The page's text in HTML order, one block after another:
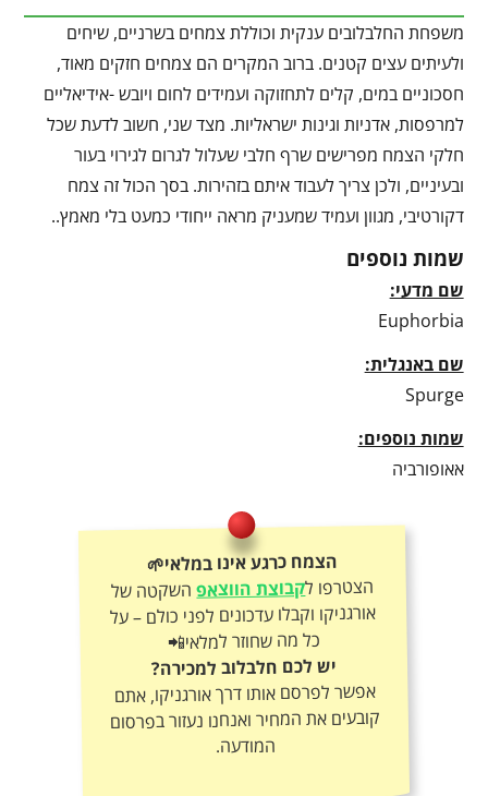
משפחת החלבלובים ענקית וכוללת צמחים בשרניים, שיחים
ולעיתים עצים קטנים. ברוב המקרים הם צמחים חזקים מאוד,
חסכוניים במים, קלים לתחזוקה ועמידים לחום ויובש -אידיאליים
למרפסות, אדניות וגינות ישראליות. מצד שני, חשוב לדעת שכל
חלקי הצמח מפרישים שרף חלבי שעלול לגרום לגירוי בעור
ובעיניים, ולכן צריך לעבוד איתם בזהירות. בסך הכול זה צמח
דקורטיבי, מגוון ועמיד שמעניק מראה ייחודי כמעט בלי מאמץ..
שמות נוספים
שם מדעי:
Euphorbia
שם באנגלית:
Spurge
שמות נוספים:
אאופורביה
הצמח כרגע אינו במלאי🌱
הצטרפו לקבוצת הווצאפהשקטה של
אורגניקו וקבלו עדכונים לפני כולם – על
כל מה שחוזר למלאי📲
יש לכם חלבלוב למכירה?
אפשר לפרסם אותו דרך אורגניקו, אתם
קובעים את המחיר ואנחנו נעזור בפרסום
המודעה.